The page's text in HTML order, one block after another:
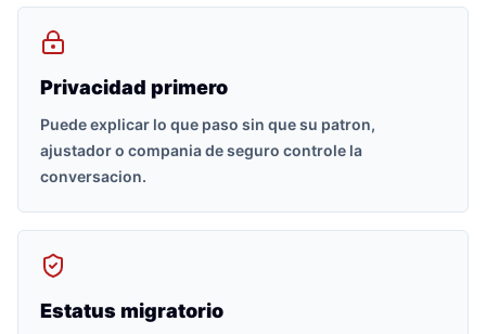
Privacidad primero
Puede explicar lo que paso sin que su patron,
ajustador o compania de seguro controle la
conversacion.
Estatus migratorio